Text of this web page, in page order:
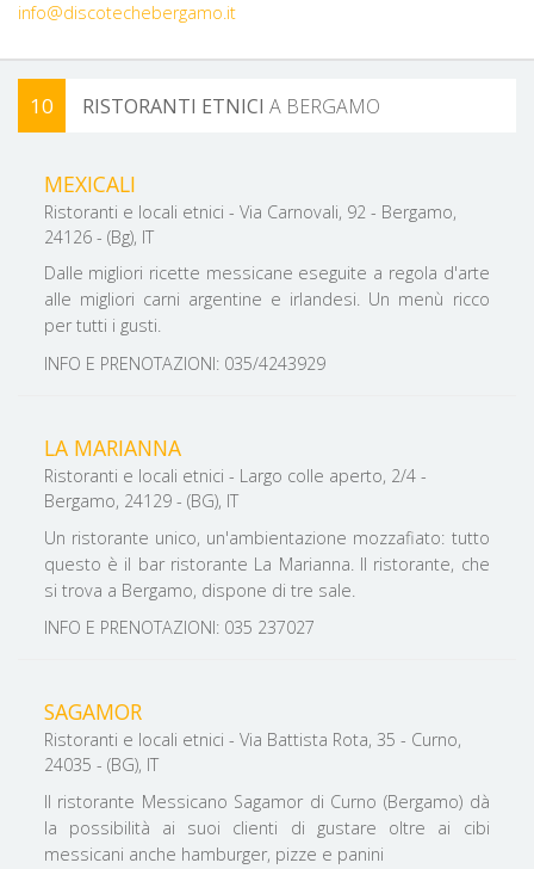
info@discotechebergamo.it
10 RISTORANTI ETNICI A BERGAMO
MEXICALI
Ristoranti e locali etnici - Via Carnovali, 92 - Bergamo,
24126 - (Bg), IT
Dalle migliori ricette messicane eseguite a regola d'arte
alle migliori carni argentine e irlandesi. Un menù ricco
per tutti i gusti.
INFO E PRENOTAZIONI: 035/4243929
LA MARIANNA
Ristoranti e locali etnici - Largo colle aperto, 2/4 -
Bergamo, 24129 - (BG), IT
Un ristorante unico, un'ambientazione mozzafiato: tutto
questo è il bar ristorante La Marianna. Il ristorante, che
si trova a Bergamo, dispone di tre sale.
INFO E PRENOTAZIONI: 035 237027
SAGAMOR
Ristoranti e locali etnici - Via Battista Rota, 35 - Curno,
24035 - (BG), IT
Il ristorante Messicano Sagamor di Curno (Bergamo) dà
la possibilità ai suoi clienti di gustare oltre ai cibi
messicani anche hamburger, pizze e panini